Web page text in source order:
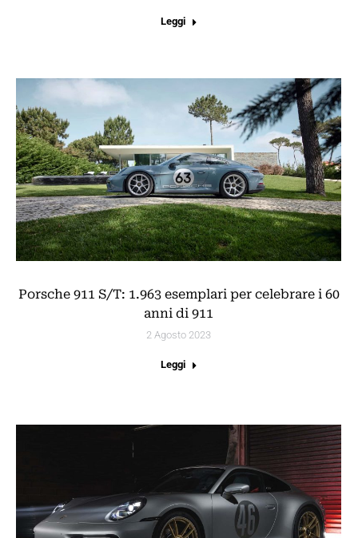
Leggi
Porsche 911 S/T: 1.963 esemplari per celebrare i 60
anni di 911
2 Agosto 2023
Leggi